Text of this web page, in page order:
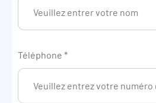
Téléphone *